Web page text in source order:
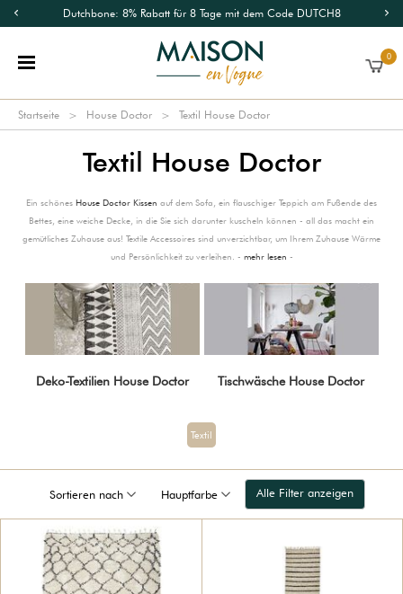
Dutchbone: 8% Rabatt für 8 Tage mit dem Code DUTCH8
0
Startseite House Doctor Textil House Doctor
Textil House Doctor
Ein schönes House Doctor Kissen auf dem Sofa, ein flauschiger Teppich am Fußende des
Bettes, eine weiche Decke, in die Sie sich darunter kuscheln können - all das macht ein
gemütliches Zuhause aus! Textile Accessoires sind unverzichtbar, um Ihrem Zuhause Wärme
und Persönlichkeit zu verleihen. - mehr lesen -
Deko-Textilien House Doctor Tischwäsche House Doctor
Textil
Sortieren nach Hauptfarbe Alle Filter anzeigen